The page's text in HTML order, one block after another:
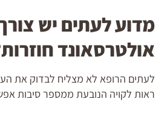
מדוע לעתים יש
אולטרסאונד
לעתים הרופא לא מצליח לבדוק את
ראות לקויה הנובעת ממספר סיבות